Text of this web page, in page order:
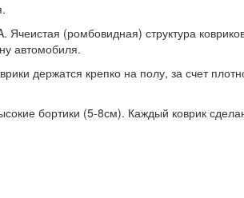
(ромбовидная) структура
автомобиля.
держатся крепко на полу, за счет
бортики (5-8см). Каждый коврик